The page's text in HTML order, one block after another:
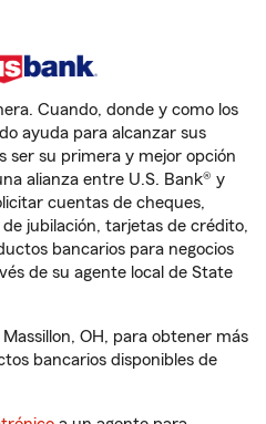
Cuando, donde y como los
ayuda para alcanzar sus
ser su primera y mejor opción
alianza entre U.S. Bank® y
cuentas de cheques,
jubilación, tarjetas de crédito,
bancarios para negocios
de su agente local de State
OH, para obtener más
bancarios disponibles de